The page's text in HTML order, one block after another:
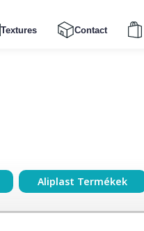
Textures Contact
Aliplast Termékek